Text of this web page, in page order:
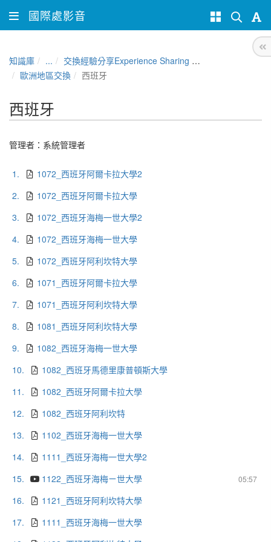
國際處影音
知識庫 ...
交換經驗分享Experience Sharing of NCHU Exchange Program
歐洲地區交換
西班牙
西班牙
管理者： 系統管理者
1.
1072_西班牙阿爾卡拉大學2
2.
1072_西班牙阿爾卡拉大學
3.
1072_西班牙海梅一世大學2
4.
1072_西班牙海梅一世大學
5.
1072_西班牙阿利坎特大學
6.
1071_西班牙阿爾卡拉大學
7.
1071_西班牙阿利坎特大學
8.
1081_西班牙阿利坎特大學
9.
1082_西班牙海梅一世大學
10.
1082_西班牙馬德里康普頓斯大學
11.
1082_西班牙阿爾卡拉大學
12.
1082_西班牙阿利坎特
13.
1102_西班牙海梅一世大學
14.
1111_西班牙海梅一世大學2
15.
05:57
1122_西班牙海梅ㄧ世大學
16.
1121_西班牙阿利坎特大學
17.
1111_西班牙海梅一世大學